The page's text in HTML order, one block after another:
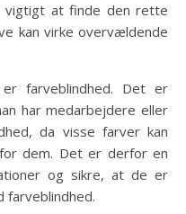
at finde den rette
kan virke overvældende
farveblindhed. Det er
har medarbejdere eller
da visse farver kan
dem. Det er derfor en
og sikre, at de er
farveblindhed.